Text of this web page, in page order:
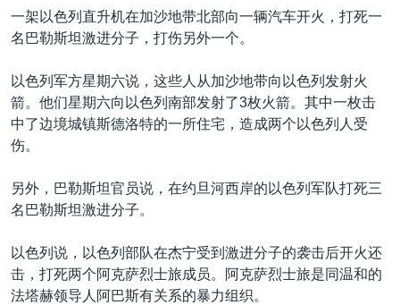
到
导
国际
印太
中东
欧洲
非洲
美洲
全球议题
经济·金融·贸易
人权·法律·宗教
科教·文娱·体健
军事
劳工
环境
美中关系
热点专题
白宫要闻
国会报道
美中关系
美国建国250周年
埃博拉疫情
VOA视频
VOA今日焦点
中文广播
关注我们
一架以色列直升机在加沙地带北部向一辆汽车开火，打死一
名巴勒斯坦激进分子，打伤另外一个。
以色列军方星期六说，这些人从加沙地带向以色列发射火
箭。他们星期六向以色列南部发射了3枚火箭。其中一枚击
中了边境城镇斯德洛特的一所住宅，造成两个以色列人受
伤。
另外，巴勒斯坦官员说，在约旦河西岸的以色列军队打死三
名巴勒斯坦激进分子。
以色列说，以色列部队在杰宁受到激进分子的袭击后开火还
击，打死两个阿克萨烈士旅成员。阿克萨烈士旅是同温和的
法塔赫领导人阿巴斯有关系的暴力组织。